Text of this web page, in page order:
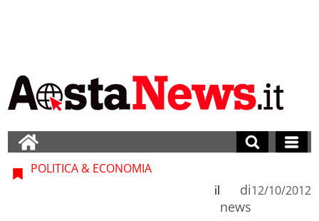
POLITICA & ECONOMIA
di
news
il 12/10/2012